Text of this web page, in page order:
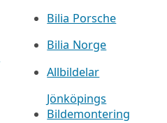
Bilia Porsche
Bilia Norge
Allbildelar
Jönköpings
Bildemontering